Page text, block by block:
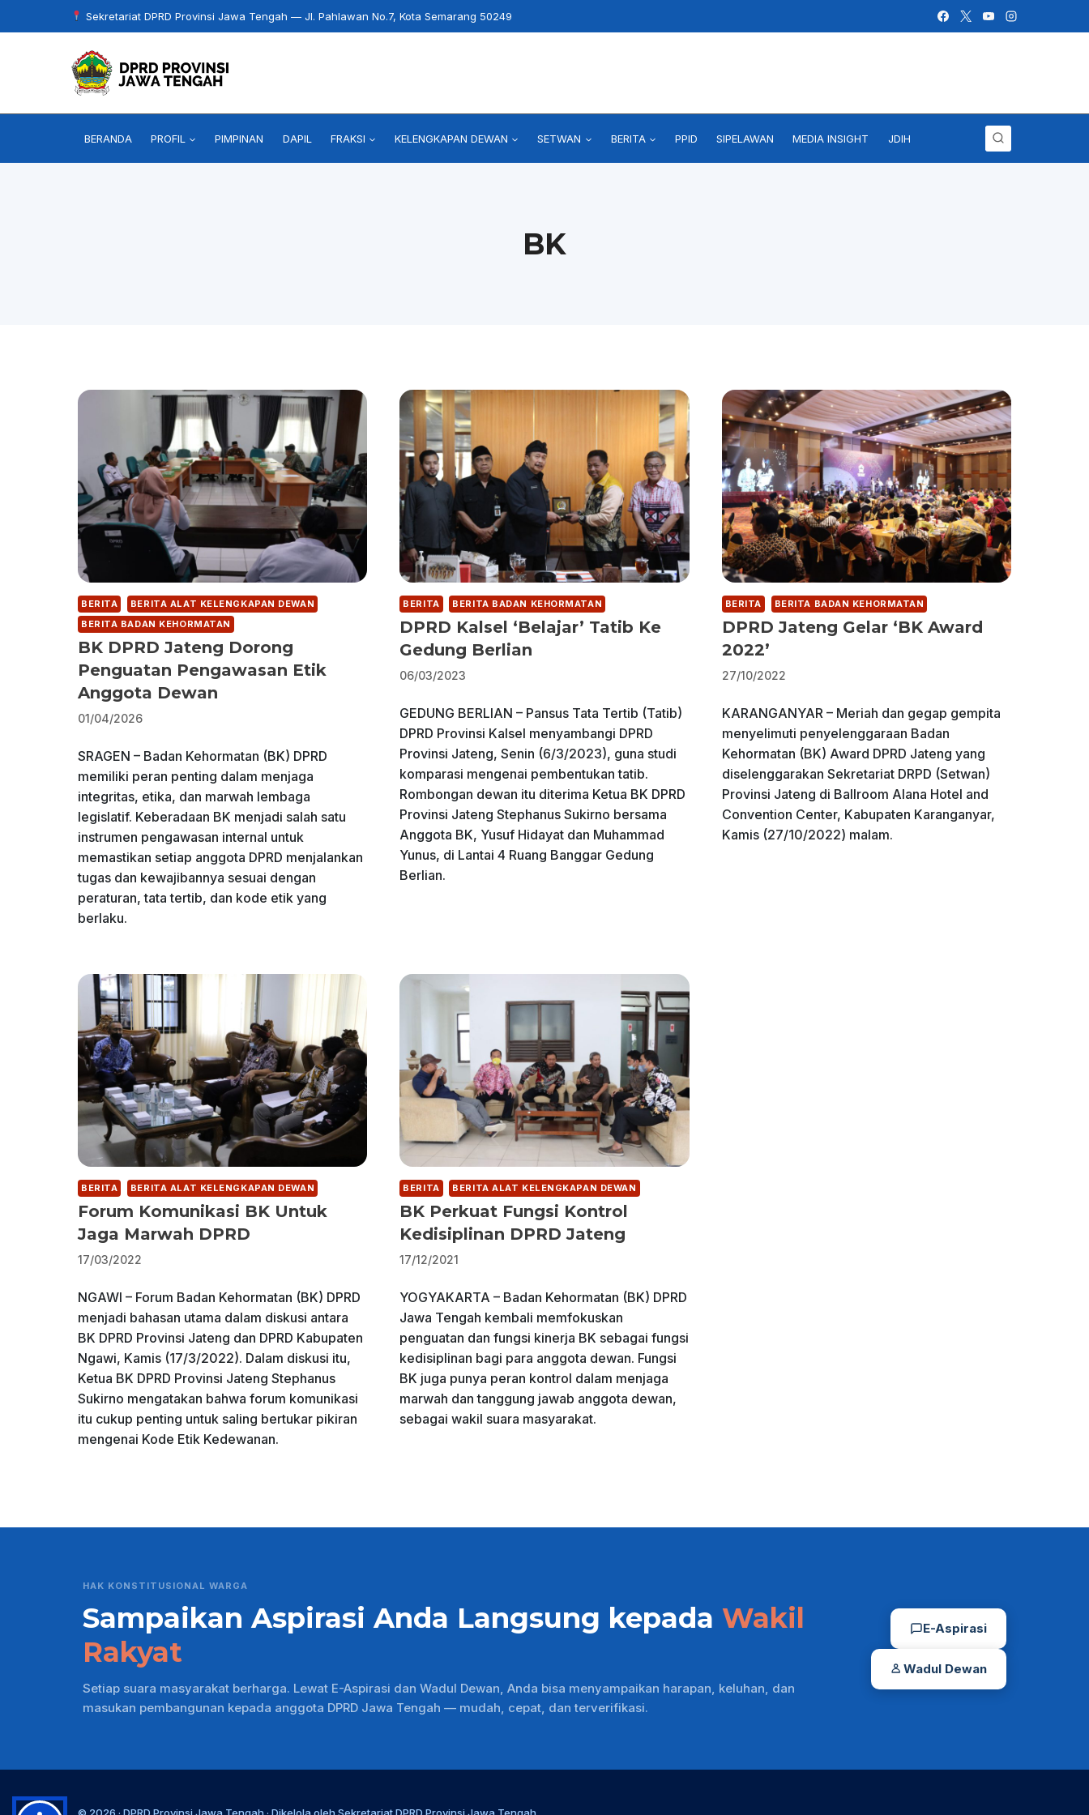
to
Sekretariat DPRD Provinsi Jawa Tengah — Jl. Pahlawan No.7, Kota Semarang 50249
BERANDA PROFIL PIMPINAN DAPIL FRAKSI KELENGKAPAN DEWAN SETWAN BERITA PPID SIPELAWAN MEDIA INSIGHT JDIH
BK
BERITA
BERITA ALAT KELENGKAPAN DEWAN
BERITA BADAN KEHORMATAN
BK DPRD Jateng Dorong
Penguatan Pengawasan Etik
Anggota Dewan
01/04/2026
SRAGEN – Badan Kehormatan (BK) DPRD
memiliki peran penting dalam menjaga
integritas, etika, dan marwah lembaga
legislatif. Keberadaan BK menjadi salah satu
instrumen pengawasan internal untuk
memastikan setiap anggota DPRD menjalankan
tugas dan kewajibannya sesuai dengan
peraturan, tata tertib, dan kode etik yang
berlaku.
BERITA BERITA BADAN KEHORMATAN
DPRD Kalsel ‘Belajar’ Tatib Ke
Gedung Berlian
06/03/2023
GEDUNG BERLIAN – Pansus Tata Tertib (Tatib)
DPRD Provinsi Kalsel menyambangi DPRD
Provinsi Jateng, Senin (6/3/2023), guna studi
komparasi mengenai pembentukan tatib.
Rombongan dewan itu diterima Ketua BK DPRD
Provinsi Jateng Stephanus Sukirno bersama
Anggota BK, Yusuf Hidayat dan Muhammad
Yunus, di Lantai 4 Ruang Banggar Gedung
Berlian.
BERITA BERITA BADAN KEHORMATAN
DPRD Jateng Gelar ‘BK Award
2022’
27/10/2022
KARANGANYAR – Meriah dan gegap gempita
menyelimuti penyelenggaraan Badan
Kehormatan (BK) Award DPRD Jateng yang
diselenggarakan Sekretariat DRPD (Setwan)
Provinsi Jateng di Ballroom Alana Hotel and
Convention Center, Kabupaten Karanganyar,
Kamis (27/10/2022) malam.
BERITA BERITA ALAT KELENGKAPAN DEWAN
Forum Komunikasi BK Untuk
Jaga Marwah DPRD
17/03/2022
NGAWI – Forum Badan Kehormatan (BK) DPRD
menjadi bahasan utama dalam diskusi antara
BK DPRD Provinsi Jateng dan DPRD Kabupaten
Ngawi, Kamis (17/3/2022). Dalam diskusi itu,
Ketua BK DPRD Provinsi Jateng Stephanus
Sukirno mengatakan bahwa forum komunikasi
itu cukup penting untuk saling bertukar pikiran
mengenai Kode Etik Kedewanan.
BERITA BERITA ALAT KELENGKAPAN DEWAN
BK Perkuat Fungsi Kontrol
Kedisiplinan DPRD Jateng
17/12/2021
YOGYAKARTA – Badan Kehormatan (BK) DPRD
Jawa Tengah kembali memfokuskan
penguatan dan fungsi kinerja BK sebagai fungsi
kedisiplinan bagi para anggota dewan. Fungsi
BK juga punya peran kontrol dalam menjaga
marwah dan tanggung jawab anggota dewan,
sebagai wakil suara masyarakat.
HAK KONSTITUSIONAL WARGA
Sampaikan Aspirasi Anda Langsung kepada Wakil
Rakyat
Setiap suara masyarakat berharga. Lewat E-Aspirasi dan Wadul Dewan, Anda bisa menyampaikan harapan, keluhan, dan
masukan pembangunan kepada anggota DPRD Jawa Tengah — mudah, cepat, dan terverifikasi.
E-Aspirasi
Wadul Dewan